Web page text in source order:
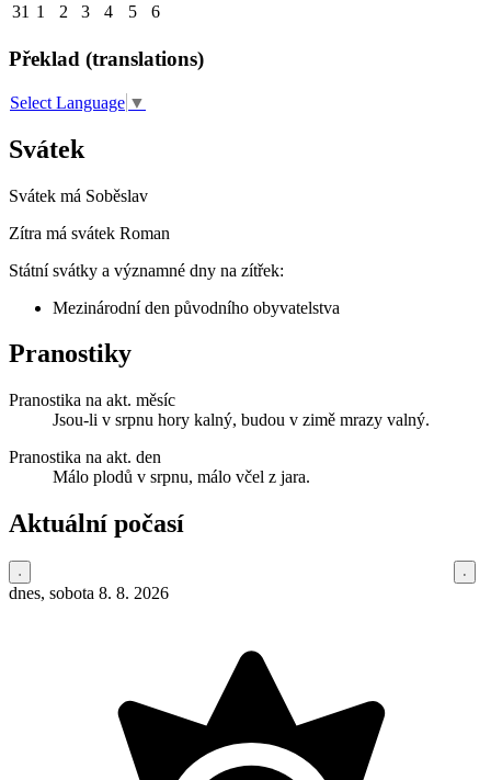
31 1 2 3 4 5 6
Překlad (translations)
Select Language ▼
Svátek
Svátek má Soběslav
Zítra má svátek Roman
Státní svátky a významné dny na zítřek:
Mezinárodní den původního obyvatelstva
Pranostiky
Pranostika na akt. měsíc
Jsou-li v srpnu hory kalný, budou v zimě mrazy valný.
Pranostika na akt. den
Málo plodů v srpnu, málo včel z jara.
Aktuální počasí
dnes, sobota 8. 8. 2026